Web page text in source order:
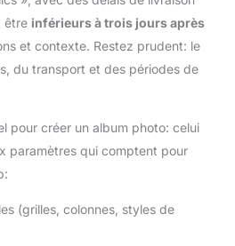
être inférieurs à trois jours après
et contexte. Restez prudent: le
du transport et des périodes de
pour créer un album photo: celui
paramètres qui comptent pour
(grilles, colonnes, styles de